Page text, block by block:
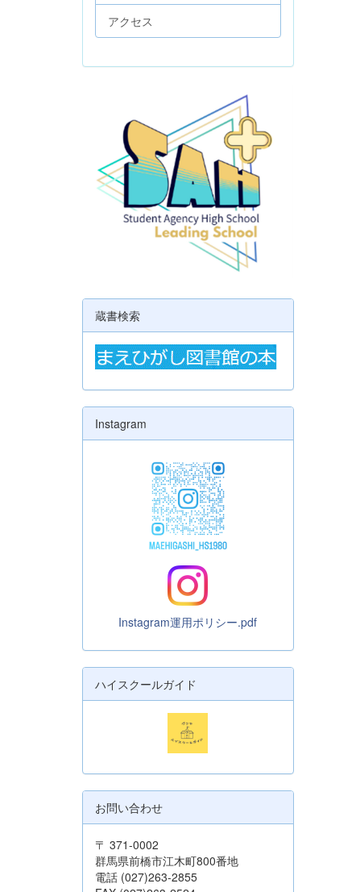
アクセス
蔵書検索
Instagram
Instagram運用ポリシー.pdf
ハイスクールガイド
お問い合わせ
〒 371-0002
群馬県前橋市江木町800番地
電話 (027)263-2855